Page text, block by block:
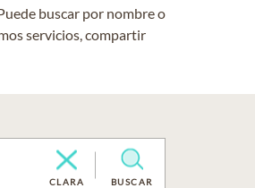
buscar por nombre o
servicios, compartir
CLARA BUSCAR